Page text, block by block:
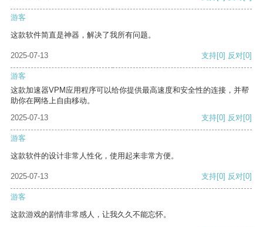
游客
这款软件简直是神器，解决了我所有问题。
2025-07-13 支持[0] 反对[0]
游客
这款加速器VPM应用程序可以给你提供最高速度和安全性的连接，并帮
助你在网络上自由移动。
2025-07-13
支持[0] 反对[0]
游客
这款软件的设计非常人性化，使用起来非常方便。
2025-07-13 支持[0] 反对[0]
游客
这款游戏的剧情非常感人，让我久久不能忘怀。